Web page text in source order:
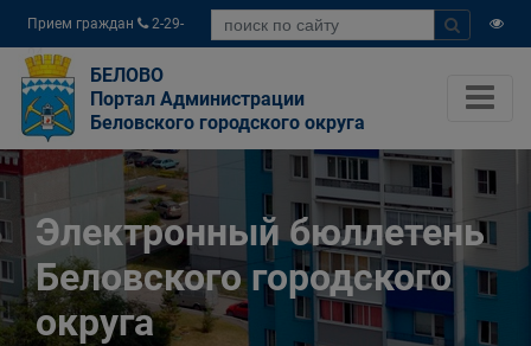
Прием граждан
2-29-
04
БЕЛОВО
Портал Администрации
Беловского городского округа
Электронный бюллетень
Беловского городского
округа